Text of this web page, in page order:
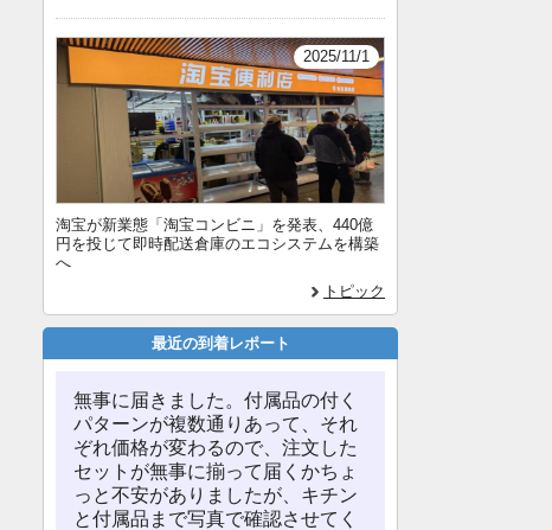
2025/11/1
淘宝が新業態「淘宝コンビニ」を発表、440億
円を投じて即時配送倉庫のエコシステムを構築
へ
トピック
最近の到着レポート
無事に届きました。付属品の付く
パターンが複数通りあって、それ
ぞれ価格が変わるので、注文した
セットが無事に揃って届くかちょ
っと不安がありましたが、キチン
と付属品まで写真で確認させてく